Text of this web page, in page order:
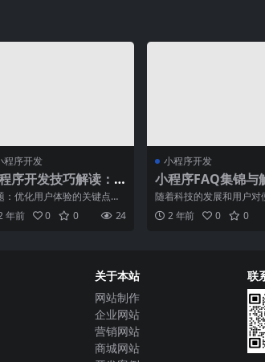
程序开发
序开发技巧解读：
用户体验的几个关
：优化用户体验的关键点，
小程序开发技巧随着移动互
的快速发展，小程序成
年前 0 0 24
小程序开发
小程序FAQ集锦与
随着科技的发展和用户对
需求增加，小程序成为了
务和商业活动的重要组成部
2 年前 0 0
关于本站
网站制作
企业网站
营销网站
商城网站
联